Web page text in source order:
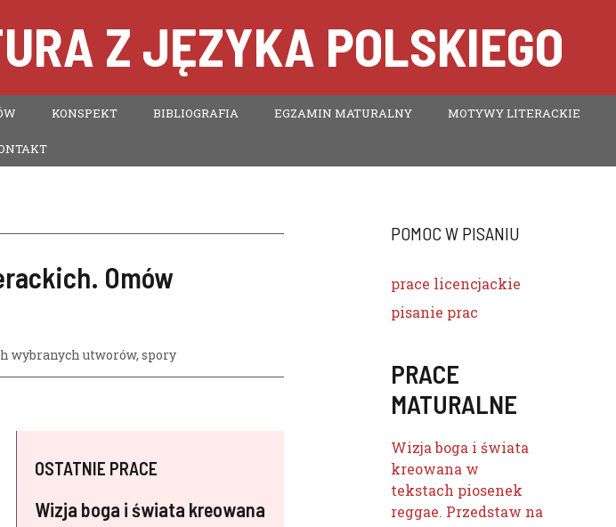
Z JĘZYKA POLSKIEGO
KONSPEKT BIBLIOGRAFIA EGZAMIN MATURALNY MOTYWY LITERACKIE
Omów
wybranych utworów, spory
OSTATNIE PRACE
Wizja boga i świata kreowana
POMOC W PISANIU
prace licencjackie
pisanie prac
PRACE
MATURALNE
Wizja boga i świata
kreowana w
tekstach piosenek
reggae. Przedstaw na